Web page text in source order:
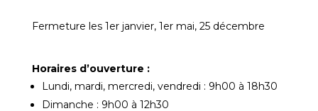
Fermeture les 1er janvier, 1er mai, 25 décembre
Horaires d’ouverture :
Lundi, mardi, mercredi, vendredi : 9h00 à 18h30
Dimanche : 9h00 à 12h30